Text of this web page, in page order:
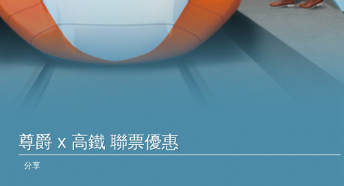
尊爵 x 高鐵 聯票優惠
分享